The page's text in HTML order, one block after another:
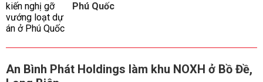
Phú Quốc
An Bình Phát Holdings làm khu NOXH ở Bồ Đề,